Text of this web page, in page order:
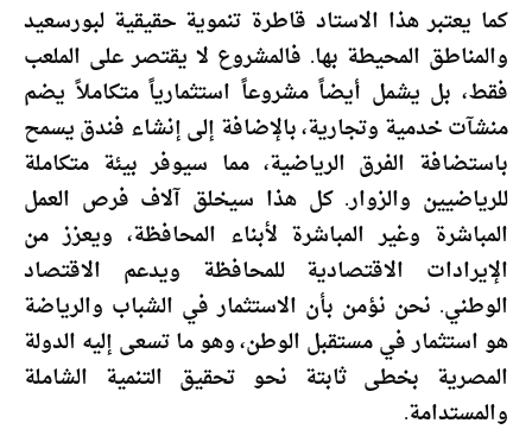
كما يعتبر هذا الاستاد قاطرة تنموية حقيقية لبورسعيد
والمناطق المحيطة بها. فالمشروع لا يقتصر على الملعب
فقط، بل يشمل أيضاً مشروعاً استثمارياً متكاملاً يضم
منشآت خدمية وتجارية، بالإضافة إلى إنشاء فندق يسمح
باستضافة الفرق الرياضية، مما سيوفر بيئة متكاملة
للرياضيين والزوار. كل هذا سيخلق آلاف فرص العمل
المباشرة وغير المباشرة لأبناء المحافظة، ويعزز من
الإيرادات الاقتصادية للمحافظة ويدعم الاقتصاد
الوطني. نحن نؤمن بأن الاستثمار في الشباب والرياضة
هو استثمار في مستقبل الوطن، وهو ما تسعى إليه الدولة
المصرية بخطى ثابتة نحو تحقيق التنمية الشاملة
والمستدامة.